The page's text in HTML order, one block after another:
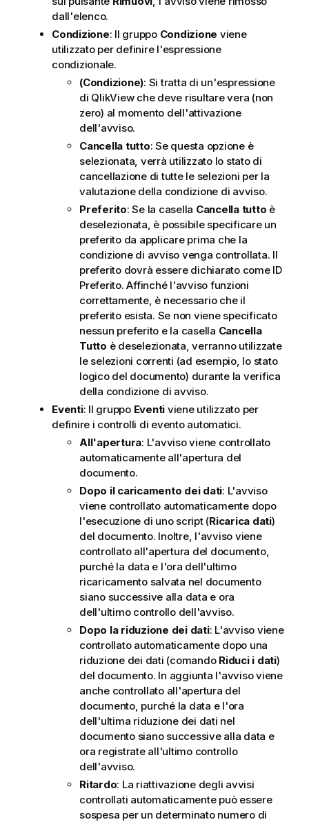
dall'elenco.
Condizione: Il gruppo Condizione viene
utilizzato per definire l'espressione
condizionale.
(Condizione): Si tratta di un'espressione
di QlikView che deve risultare vera (non
zero) al momento dell'attivazione
dell'avviso.
Cancella tutto: Se questa opzione è
selezionata, verrà utilizzato lo stato di
cancellazione di tutte le selezioni per la
valutazione della condizione di avviso.
Preferito: Se la casella Cancella tutto è
deselezionata, è possibile specificare un
preferito da applicare prima che la
condizione di avviso venga controllata. Il
preferito dovrà essere dichiarato come ID
Preferito. Affinché l'avviso funzioni
correttamente, è necessario che il
preferito esista. Se non viene specificato
nessun preferito e la casella Cancella
Tutto è deselezionata, verranno utilizzate
le selezioni correnti (ad esempio, lo stato
logico del documento) durante la verifica
della condizione di avviso.
Eventi: Il gruppo Eventi viene utilizzato per
definire i controlli di evento automatici.
All'apertura: L'avviso viene controllato
automaticamente all'apertura del
documento.
Dopo il caricamento dei dati: L'avviso
viene controllato automaticamente dopo
l'esecuzione di uno script (Ricarica dati)
del documento. Inoltre, l'avviso viene
controllato all'apertura del documento,
purché la data e l'ora dell'ultimo
ricaricamento salvata nel documento
siano successive alla data e ora
dell'ultimo controllo dell'avviso.
Dopo la riduzione dei dati: L'avviso viene
controllato automaticamente dopo una
riduzione dei dati (comando Riduci i dati)
del documento. In aggiunta l'avviso viene
anche controllato all'apertura del
documento, purché la data e l'ora
dell'ultima riduzione dei dati nel
documento siano successive alla data e
ora registrate all'ultimo controllo
dell'avviso.
Ritardo: La riattivazione degli avvisi
controllati automaticamente può essere
sospesa per un determinato numero di